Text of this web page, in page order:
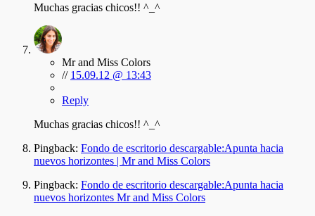
Muchas gracias chicos!! ^_^
Mr and Miss Colors
// 15.09.12 @ 13:43
Reply
Muchas gracias chicos!! ^_^
Pingback: Fondo de escritorio descargable:Apunta hacia
nuevos horizontes | Mr and Miss Colors
Pingback: Fondo de escritorio descargable:Apunta hacia
nuevos horizontes Mr and Miss Colors